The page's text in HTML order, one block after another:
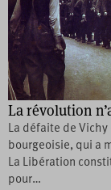
La révolution
La défaite de
bourgeoisie, qui a
La Libération
pour…